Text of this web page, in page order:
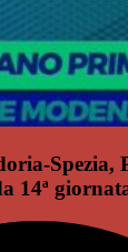
Spezia,
14ª